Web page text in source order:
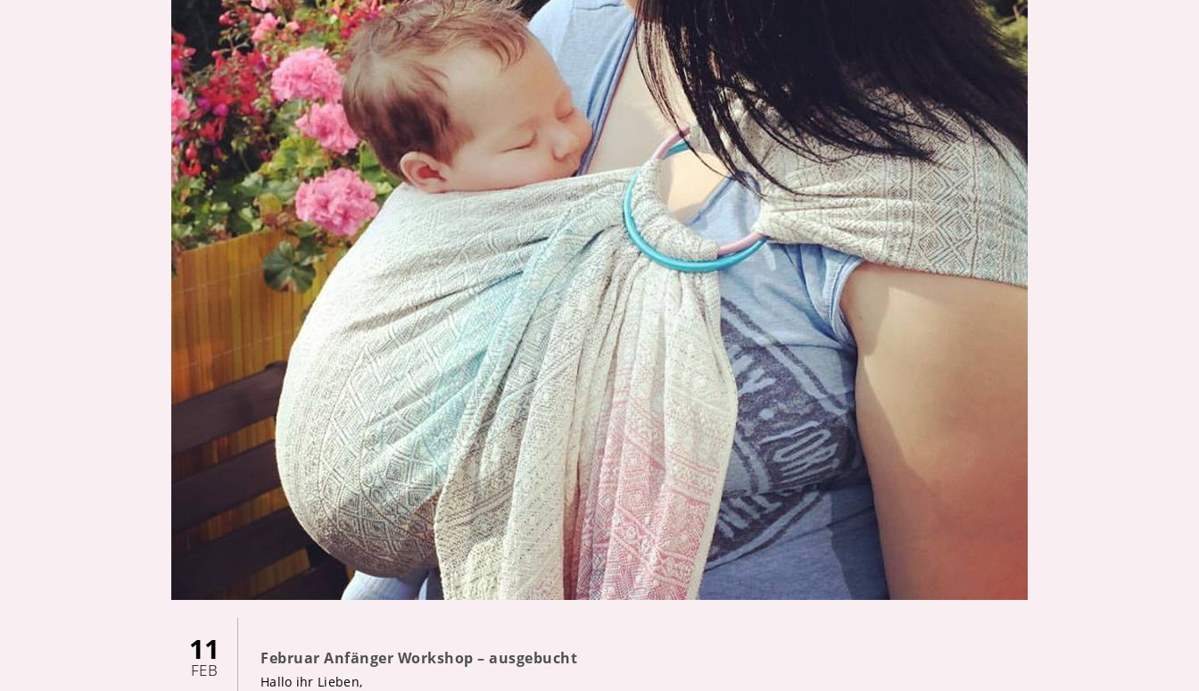
11
FEB
Februar Anfänger Workshop – ausgebucht
Hallo ihr Lieben,